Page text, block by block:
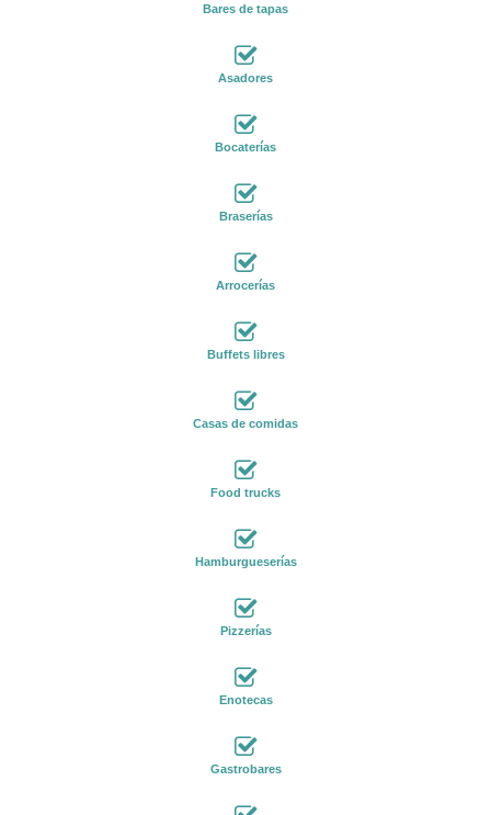
Bares de tapas
Asadores
Bocaterías
Braserías
Arrocerías
Buffets libres
Casas de comidas
Food trucks
Hamburgueserías
Pizzerías
Enotecas
Gastrobares